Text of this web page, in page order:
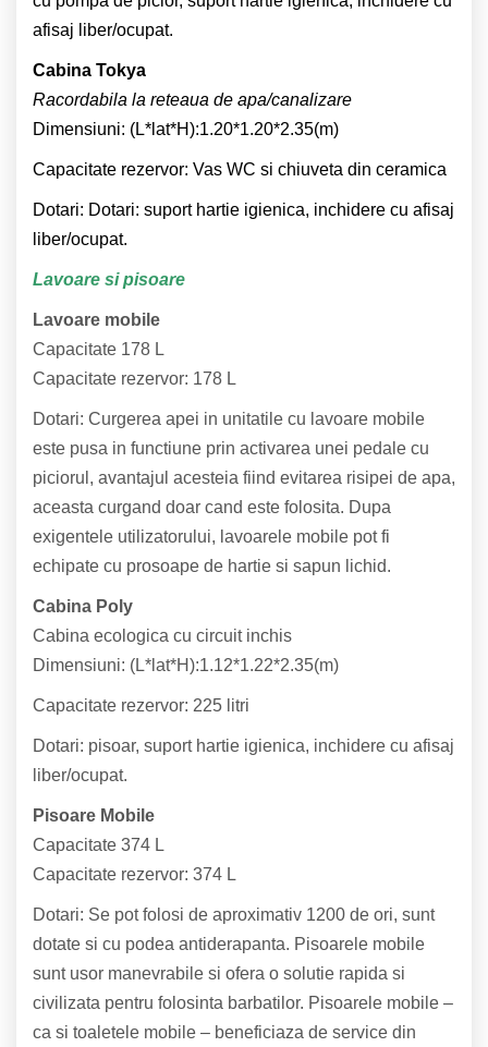
afisaj liber/ocupat.
Cabina Tokya
Racordabila la reteaua de apa/canalizare
Dimensiuni: (L*lat*H):1.20*1.20*2.35(m)
Capacitate rezervor: Vas WC si chiuveta din ceramica
Dotari: Dotari: suport hartie igienica, inchidere cu afisaj
liber/ocupat.
Lavoare si pisoare
Lavoare mobile
Capacitate 178 L
Capacitate rezervor: 178 L
Dotari: Curgerea apei in unitatile cu lavoare mobile
este pusa in functiune prin activarea unei pedale cu
piciorul, avantajul acesteia fiind evitarea risipei de apa,
aceasta curgand doar cand este folosita. Dupa
exigentele utilizatorului, lavoarele mobile pot fi
echipate cu prosoape de hartie si sapun lichid.
Cabina Poly
Cabina ecologica cu circuit inchis
Dimensiuni: (L*lat*H):1.12*1.22*2.35(m)
Capacitate rezervor: 225 litri
Dotari: pisoar, suport hartie igienica, inchidere cu afisaj
liber/ocupat.
Pisoare Mobile
Capacitate 374 L
Capacitate rezervor: 374 L
Dotari: Se pot folosi de aproximativ 1200 de ori, sunt
dotate si cu podea antiderapanta. Pisoarele mobile
sunt usor manevrabile si ofera o solutie rapida si
civilizata pentru folosinta barbatilor. Pisoarele mobile –
ca si toaletele mobile – beneficiaza de service din